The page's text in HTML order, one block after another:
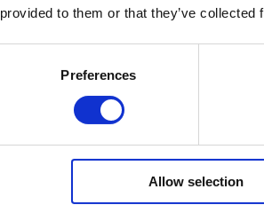
to them or that they’ve
Preferences
Allow selection
к лечению других «общих
такие как рак молочной железы,